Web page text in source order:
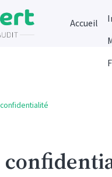
Accueil